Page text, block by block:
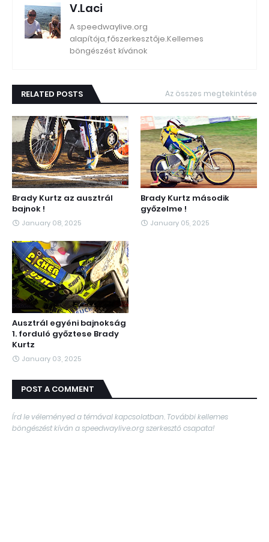
V.Laci
A speedwaylive.org
alapítója,főszerkesztője.Kellemes
böngészést kívánok
RELATED POSTS Az összes megtekintése
Brady Kurtz az ausztrál
bajnok !
January 08, 2025
Brady Kurtz második
győzelme !
January 05, 2025
Ausztrál egyéni bajnokság
1. forduló győztese Brady
Kurtz
January 03, 2025
POST A COMMENT
Írd le véleményed a témával kapcsolatban. További kellemes
böngészést kíván a speedwaylive.org szerkesztő csapata!